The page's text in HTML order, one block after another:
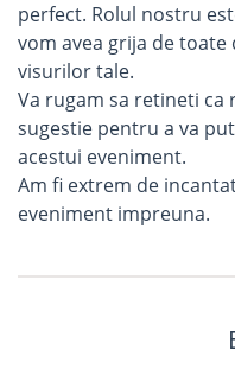
perfect. Rolul nostru
vom avea grija de
visurilor tale.
Va rugam sa retineti ca
sugestie pentru a va
acestui eveniment.
Am fi extrem de
eveniment impreuna.